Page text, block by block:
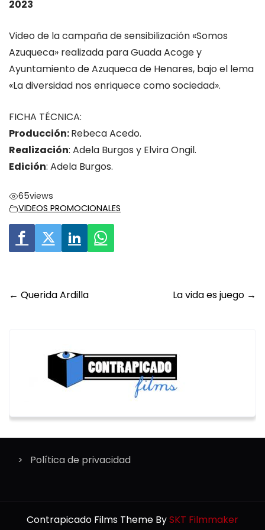
2023
Video de la campaña de sensibilización «Somos
Azuqueca» realizada para Guada Acoge y
Ayuntamiento de Azuqueca de Henares, bajo el lema
«La diversidad nos enriquece como sociedad».
FICHA TÉCNICA:
Producción:Rebeca Acedo.
Realización: Adela Burgos y Elvira Ongil.
Edición: Adela Burgos.
65views
VIDEOS PROMOCIONALES
Post
← Querida Ardilla La vida es juego →
Política de privacidad
Contrapicado Films Theme BySKT Filmmaker